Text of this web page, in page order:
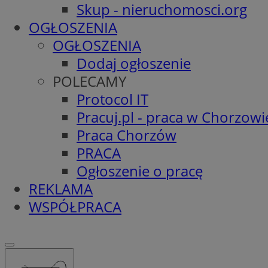
Skup - nieruchomosci.org
OGŁOSZENIA
OGŁOSZENIA
Dodaj ogłoszenie
POLECAMY
Protocol IT
Pracuj.pl - praca w
Praca Chorzów
PRACA
Ogłoszenie o pracę
REKLAMA
WSPÓŁPRACA